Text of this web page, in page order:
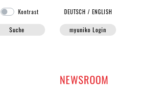
Kontrast DEUTSCH /ENGLISH
Suche myuniko Login
NEWSROOM